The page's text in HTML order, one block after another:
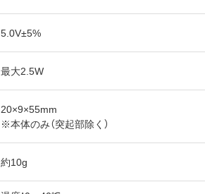
5.0V±5%
最大2.5W
20×9×55mm
※本体のみ（突起部除く）
約10g